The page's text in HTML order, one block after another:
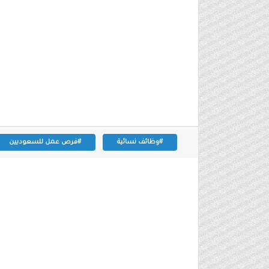
#وظائف نسائية #فرص عمل للسعوديين